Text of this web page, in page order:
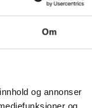
Om
og annonser
nyere